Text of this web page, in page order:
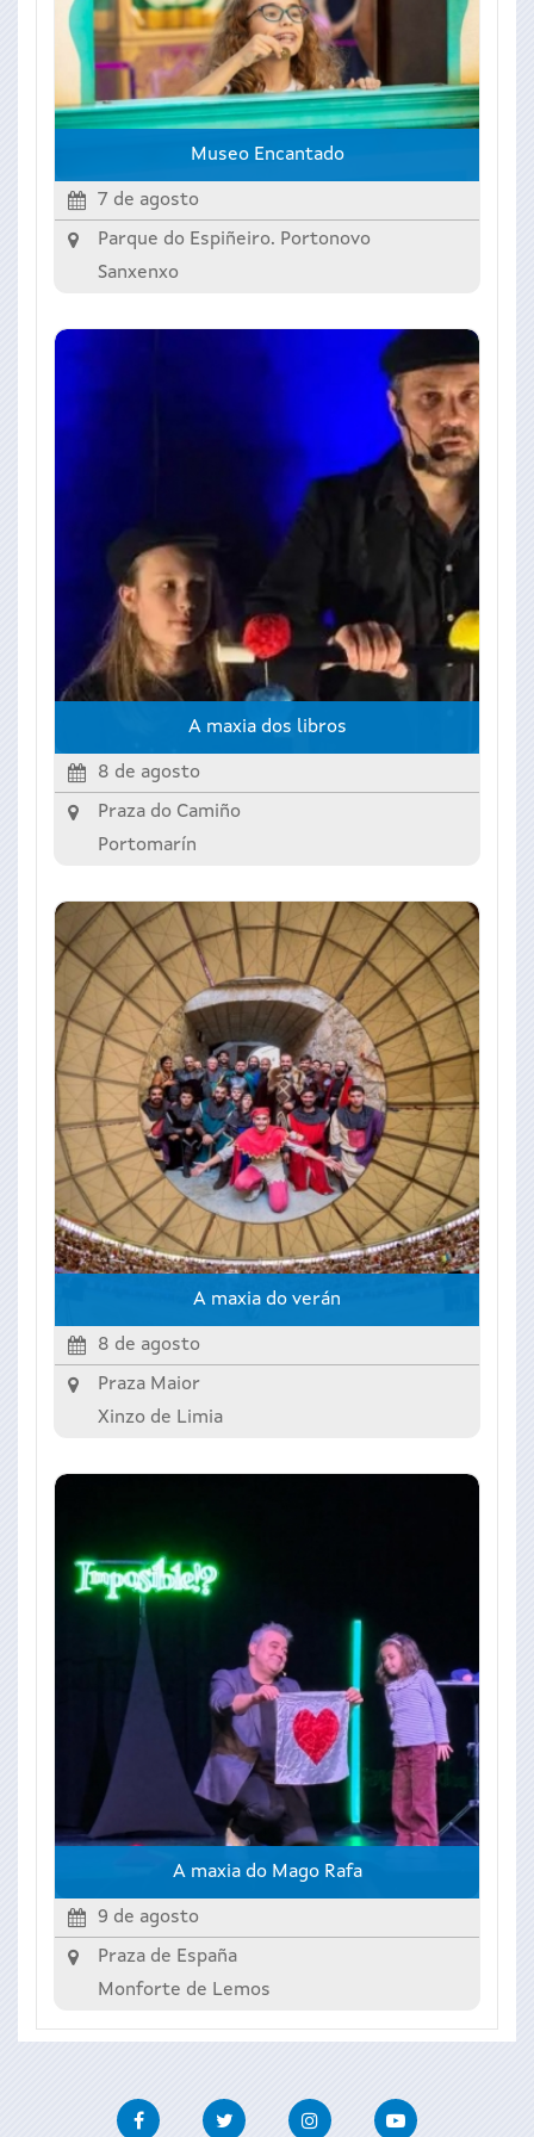
Museo Encantado
7 de agosto
Parque do Espiñeiro. Portonovo
Sanxenxo
A maxia dos libros
8 de agosto
Praza do Camiño
Portomarín
A maxia do verán
8 de agosto
Praza Maior
Xinzo de Limia
A maxia do Mago Rafa
9 de agosto
Praza de España
Monforte de Lemos
FacebookTwitter InstagramYoutube